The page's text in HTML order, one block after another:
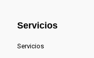
Servicios
Servicios